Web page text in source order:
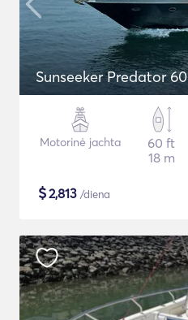
Sunseeker Predator 60
Motorinė jachta
60 ft
18 m
$2,813 /diena